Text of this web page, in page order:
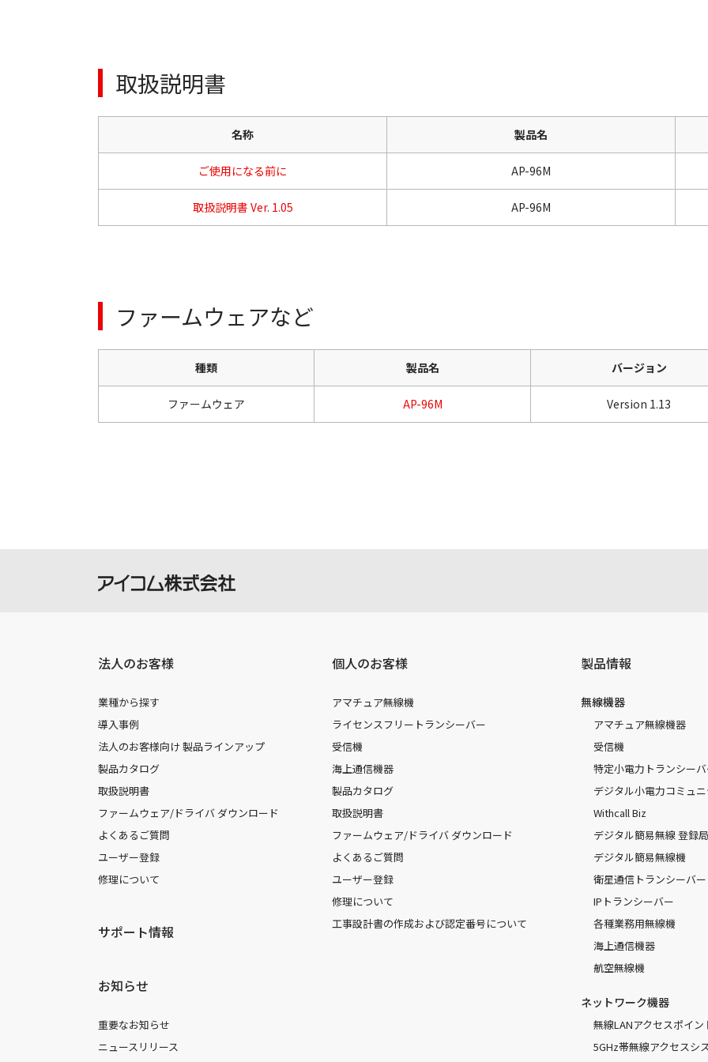
取扱説明書
名称 製品名
ご使用になる前に AP-96M
取扱説明書 Ver. 1.05 AP-96M
ファームウェアなど
種類 製品名 バージョン
ファームウェア AP-96M Version 1.13
法人のお客様
業種から探す
導入事例
法人のお客様向け 製品ラインアップ
製品カタログ
取扱説明書
ファームウェア/ドライバ ダウンロード
よくあるご質問
ユーザー登録
修理について
サポート情報
お知らせ
重要なお知らせ
ニュースリリース
個人のお客様
アマチュア無線機
ライセンスフリートランシーバー
受信機
海上通信機器
製品カタログ
取扱説明書
ファームウェア/ドライバ ダウンロード
よくあるご質問
ユーザー登録
修理について
工事設計書の作成および認定番号について
製品情報
無線機器
アマチュア無線機器
受信機
特定小電力トランシー
デジタル小電力コミュ
Withcall Biz
デジタル簡易無線 登録
デジタル簡易無線機
衛星通信トランシーバー
IPトランシーバー
各種業務用無線機
海上通信機器
航空無線機
ネットワーク機器
無線LANアクセスポイン
5GHz帯無線アクセスシ